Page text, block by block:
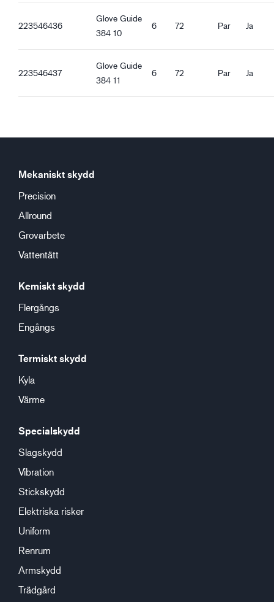
Stickad krage
Bra torrgrepp
223546436
Glove Guide
384 10
6 72 Par Ja
223546437
Glove Guide
384 11
6 72 Par Ja
Mekaniskt skydd
Precision
Allround
Grovarbete
Vattentätt
Kemiskt skydd
Flergångs
Engångs
Termiskt skydd
Kyla
Värme
Specialskydd
Slagskydd
Vibration
Stickskydd
Elektriska risker
Uniform
Renrum
Armskydd
Trädgård